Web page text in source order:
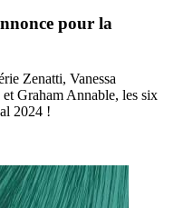
pour la
Zenatti, Vanessa
Graham Annable, les six
2024 !